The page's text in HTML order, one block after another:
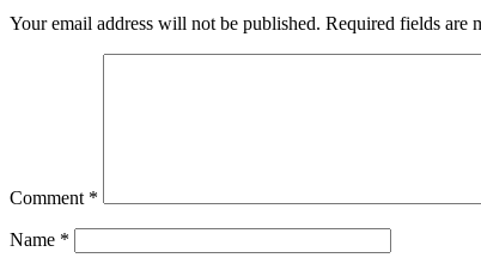
Your email address will not be published. Required fields are
Comment *
Name *